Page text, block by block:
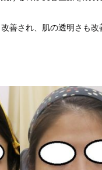
善され、肌の透明さも